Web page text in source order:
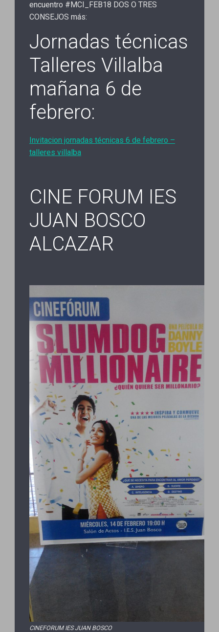
encuentro #MCI_FEB18 DOS O TRES
CONSEJOS más:
Jornadas técnicas
Talleres Villalba
mañana 6 de
febrero:
Invitacion jornadas técnicas 6 de febrero –
talleres villalba
CINE FORUM IES
JUAN BOSCO
ALCAZAR
CINEFORUM IES JUAN BOSCO